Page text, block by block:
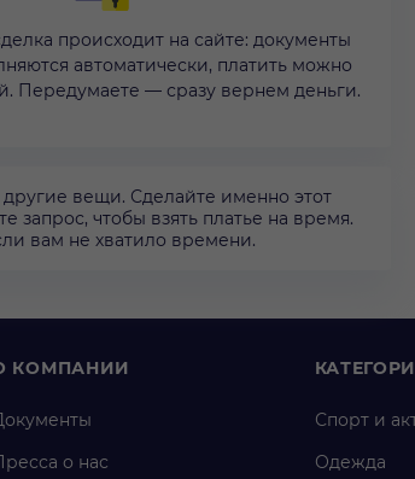
происходит на сайте: документы
автоматически, платить можно
Передумаете — сразу вернем деньги.
вещи. Сделайте именно этот
запрос, чтобы взять платье на время.
вам не хватило времени.
КОМПАНИИ
о нас
Спорт и
Одежда